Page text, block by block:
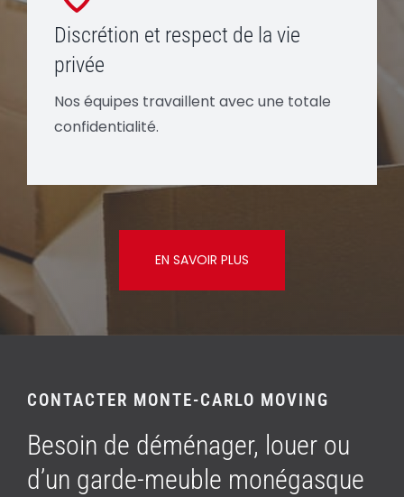
Discrétion et respect de la vie
privée
Nos équipes travaillent avec une totale
confidentialité.
EN SAVOIR PLUS
CONTACTER MONTE-CARLO MOVING
Besoin de déménager, louer ou
d’un garde-meuble monégasque